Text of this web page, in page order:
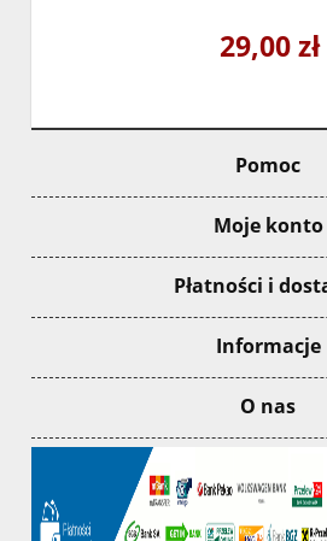
29,00 zł
Pomoc
Moje konto
Płatności i
Informacje
O nas